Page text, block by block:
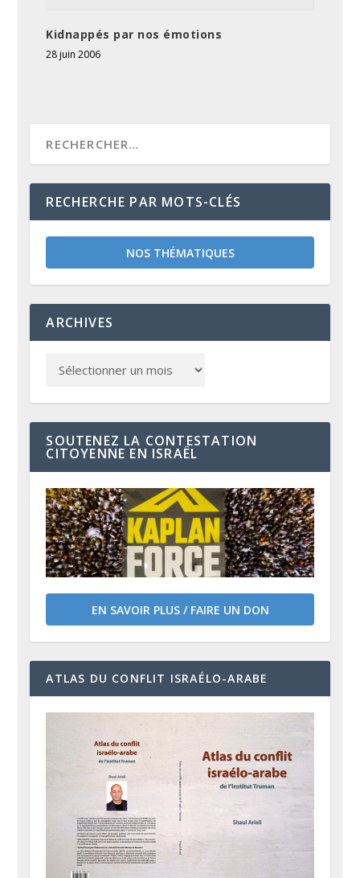
Kidnappés par nos émotions
28 juin 2006
RECHERCHE PAR MOTS-CLÉS
NOS THÉMATIQUES
ARCHIVES
SOUTENEZ LA CONTESTATION
CITOYENNE EN ISRAËL
EN SAVOIR PLUS / FAIRE UN DON
ATLAS DU CONFLIT ISRAÉLO-ARABE